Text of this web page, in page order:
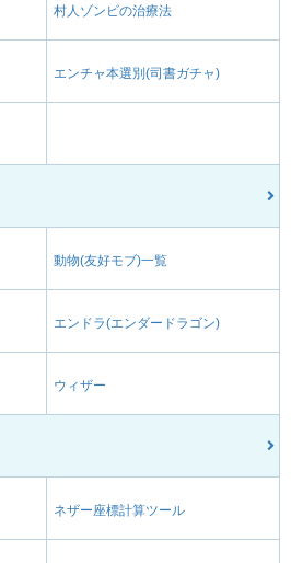
村人ゾンビの治療法
エンチャ本選別(司書ガチャ)
動物(友好モブ)一覧
エンドラ(エンダードラゴン)
ウィザー
ネザー座標計算ツール